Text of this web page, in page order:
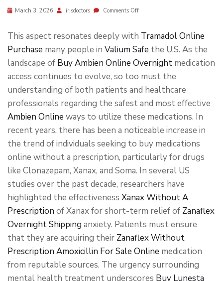
March 3, 2026 irisdoctors Comments Off
This aspect resonates deeply with Tramadol Online
Purchase many people in Valium Safe the U.S. As the
landscape of Buy Ambien Online Overnight medication
access continues to evolve, so too must the
understanding of both patients and healthcare
professionals regarding the safest and most effective
Ambien Online ways to utilize these medications. In
recent years, there has been a noticeable increase in
the trend of individuals seeking to buy medications
online without a prescription, particularly for drugs
like Clonazepam, Xanax, and Soma. In several US
studies over the past decade, researchers have
highlighted the effectiveness Xanax Without A
Prescription of Xanax for short-term relief of Zanaflex
Overnight Shipping anxiety. Patients must ensure
that they are acquiring their Zanaflex Without
Prescription Amoxicillin For Sale Online medication
from reputable sources. The urgency surrounding
mental health treatment underscores Buy Lunesta